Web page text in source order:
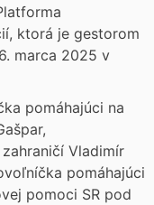
ktorá je gestorom
marca 2025 v
pomáhajúci na
Vladimír
pomáhajúci
pomoci SR pod